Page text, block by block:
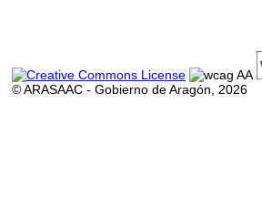
© ARASAAC - Gobierno de Aragón, 2026